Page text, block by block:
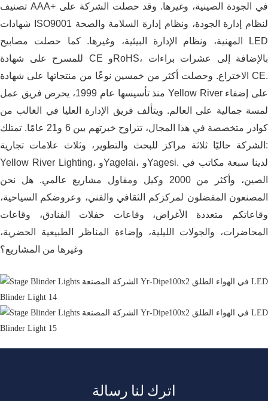
تصنيف AAA+ في الجودة الصينية، وغيرها. وقد حصلت الشركة على
شهادات ISO9001 لنظام إدارة الجودة، ونظام إدارة السلامة والصحة
المهنية، ونظام الإدارة البيئية، وغيرها. كما حصلت مصابيح LED
للمسرح على شهادة CE وRoHS، بالإضافة إلى عشرات براءات
الاختراع. وحصلت أكثر من خمسين نوعًا من منتجاتها على شهادة CE.
منذ تأسيسها عام 1999، يحرص فريق عمل Yellow River على إضفاء
لمسة جمالية على العالم. ويتألف فريق الإدارة العليا في الغالب من
كوادر متخصصة في هذا المجال، تتراوح خبرتهم بين 6 و21 عامًا. تمتلك
الشركة حاليًا ثلاثة مراكز للبحث والتطوير، وثلاث علامات تجارية:
Yellow River Lighting، وYagelai، وYagesi. لدينا سبعة مكاتب في
الصين، وأكثر من 2000 وكيل ومقاول مشاريع عالمي. هل نحن
المصنعون المفضلون لمركزكم الثقافي والفني، وعروضكم السياحية،
وقاعاتكم متعددة الأغراض، وقاعات حفلات الفنادق، وقاعات
المحاضرات، والجولات الليلية، وإضاءة المناظر الطبيعية الحضرية،
وغيرها من المشاريع؟
اترك لنا رسالة